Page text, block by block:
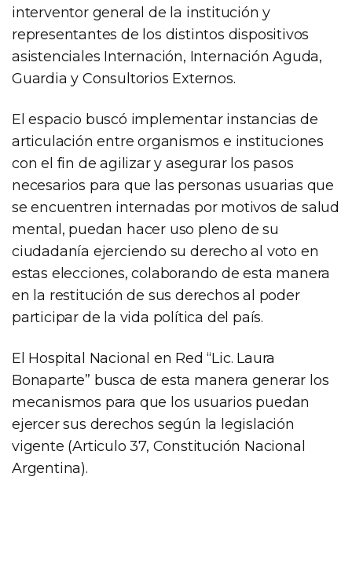
interventor general de la institución y
representantes de los distintos dispositivos
asistenciales Internación, Internación Aguda,
Guardia y Consultorios Externos.
El espacio buscó implementar instancias de
articulación entre organismos e instituciones
con el fin de agilizar y asegurar los pasos
necesarios para que las personas usuarias que
se encuentren internadas por motivos de salud
mental, puedan hacer uso pleno de su
ciudadanía ejerciendo su derecho al voto en
estas elecciones, colaborando de esta manera
en la restitución de sus derechos al poder
participar de la vida política del país.
El Hospital Nacional en Red “Lic. Laura
Bonaparte” busca de esta manera generar los
mecanismos para que los usuarios puedan
ejercer sus derechos según la legislación
vigente (Articulo 37, Constitución Nacional
Argentina).